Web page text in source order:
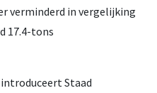
verminderd in vergelijking
17.4-tons
Staad